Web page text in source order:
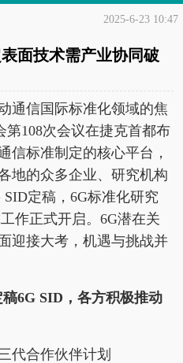
2025-6-23 10:47
面技术需产业协同破
通信国际标准化领域的焦
108次会议在捷克首都布
信标准制定的核心平台，
地的众多企业、研究机构
定稿，6G标准化研究
作正式开启。6G潜在关
接大考，机遇与挑战并
6G SID，各方积极推动
代合作伙伴计划